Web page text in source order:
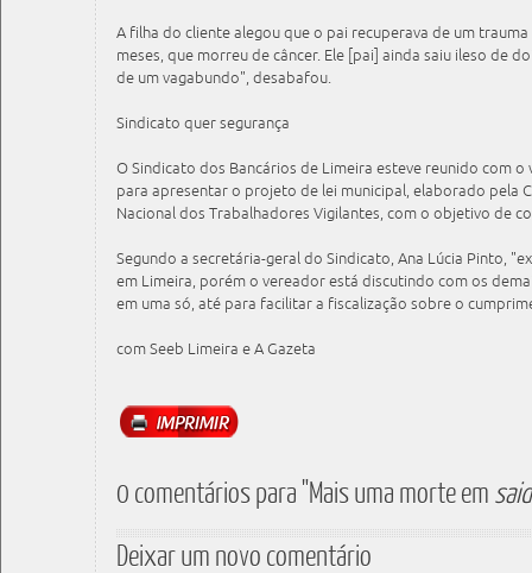
A filha do cliente alegou que o pai recuperava de um
meses, que morreu de câncer. Ele [pai] ainda saiu ileso de
de um vagabundo", desabafou.
Sindicato quer segurança
O Sindicato dos Bancários de Limeira esteve reunido com
para apresentar o projeto de lei municipal, elaborado pela
Nacional dos Trabalhadores Vigilantes, com o objetivo de
Segundo a secretária-geral do Sindicato, Ana Lúcia Pinto,
em Limeira, porém o vereador está discutindo com os
em uma só, até para facilitar a fiscalização sobre o
com Seeb Limeira e A Gazeta
0 comentários para "Mais uma morte em
Deixar um novo comentário